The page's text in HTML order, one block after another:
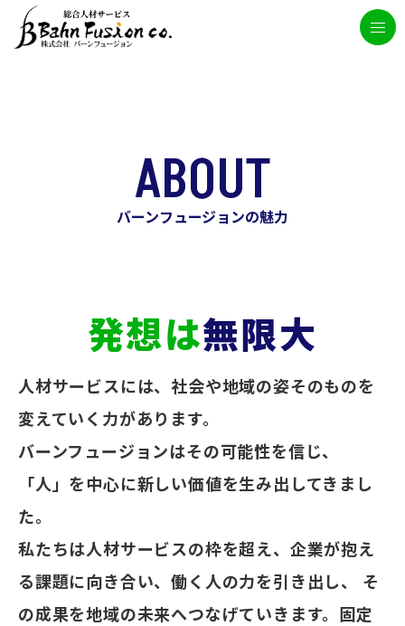
ABOUT
バーンフュージョンの魅力
発想は無限大
人材サービスには、社会や地域の姿そのものを
変えていく力があります。
バーンフュージョンはその可能性を信じ、
「人」を中心に新しい価値を生み出してきまし
た。
私たちは人材サービスの枠を超え、企業が抱え
る課題に向き合い、働く人の力を引き出し、
そ
の成果を地域の未来へつなげていきます。固定